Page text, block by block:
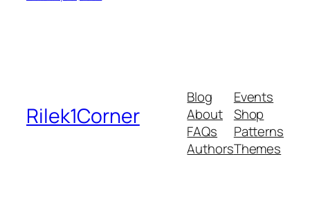
Rilek1Corner
Blog
About
FAQs
Authors
Events
Shop
Patterns
Themes